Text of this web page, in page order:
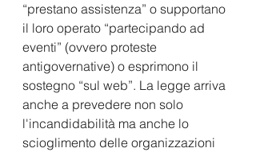
“prestano assistenza” o supportano
il loro operato “partecipando ad
eventi” (ovvero proteste
antigovernative) o esprimono il
sostegno “sul web”. La legge arriva
anche a prevedere non solo
l'incandidabilità ma anche lo
scioglimento delle organizzazioni